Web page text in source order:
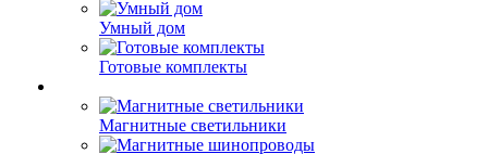
Умный дом
Готовые комплекты
Магнитные светильники